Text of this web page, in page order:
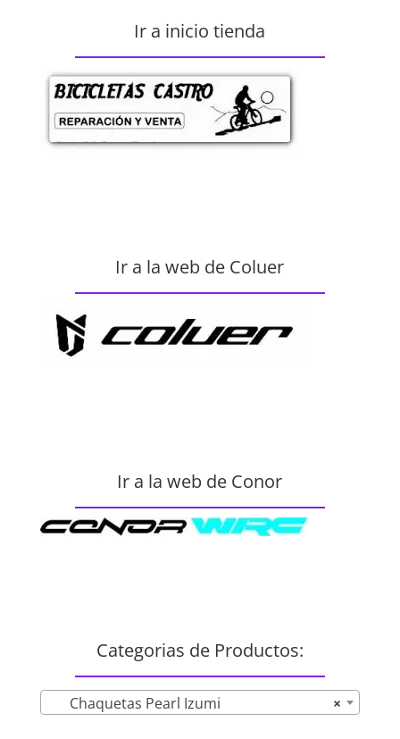
Ir a inicio tienda
Ir a la web de Coluer
Ir a la web de Conor
Categorias de Productos:
×
Chaquetas Pearl Izumi